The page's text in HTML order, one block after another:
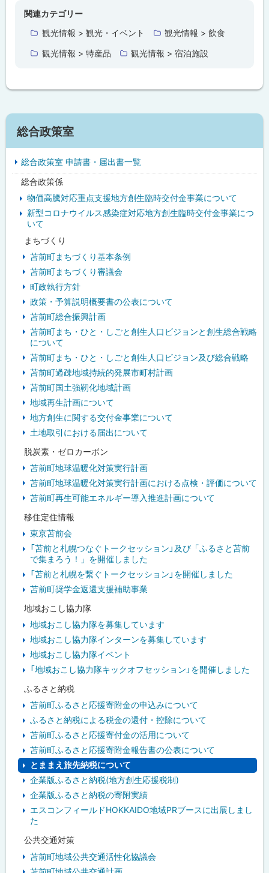
関連カテゴリー
観光情報 > 観光・イベント
観光情報 > 飲食
観光情報 > 特産品
観光情報 > 宿泊施設
サ
イ
ド
総合政策室
総合政策室 申請書・届出書一覧
総合政策係
物価高騰対応重点支援地方創生臨時交付金事業について
新型コロナウイルス感染症対応地方創生臨時交付金事業につ
いて
まちづくり
苫前町まちづくり基本条例
苫前町まちづくり審議会
町政執行方針
政策・予算説明概要書の公表について
苫前町総合振興計画
苫前町まち・ひと・しごと創生人口ビジョンと創生総合戦略
について
苫前町まち・ひと・しごと創生人口ビジョン及び総合戦略
苫前町過疎地域持続的発展市町村計画
苫前町国土強靭化地域計画
地域再生計画について
地方創生に関する交付金事業について
土地取引における届出について
脱炭素・ゼロカーボン
苫前町地球温暖化対策実行計画
苫前町地球温暖化対策実行計画における点検・評価について
苫前町再生可能エネルギー導入推進計画について
移住定住情報
東京苫前会
「苫前と札幌つなぐトークセッション」及び「ふるさと苫前
で集まろう！」を開催しました
「苫前と札幌を繋ぐトークセッション」を開催しました
苫前町奨学金返還支援補助事業
地域おこし協力隊
地域おこし協力隊を募集しています
地域おこし協力隊インターンを募集しています
地域おこし協力隊イベント
「地域おこし協力隊キックオフセッション」を開催しました
ふるさと納税
苫前町ふるさと応援寄附金の申込みについて
ふるさと納税による税金の還付・控除について
苫前町ふるさと応援寄付金の活用について
苫前町ふるさと応援寄附金報告書の公表について
とままえ旅先納税について
企業版ふるさと納税(地方創生応援税制)
企業版ふるさと納税の寄附実績
エスコンフィールドHOKKAIDO地域PRブースに出展しまし
た
公共交通対策
苫前町地域公共交通活性化協議会